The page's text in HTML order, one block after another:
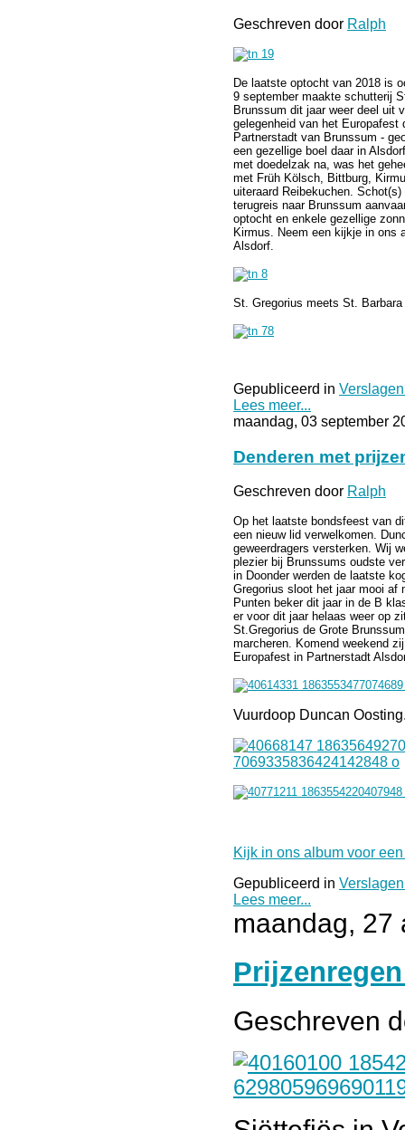
Geschreven door Ralph
De laatste optocht van 2018 is
9 september maakte schutterij
Brunssum dit jaar weer deel uit
gelegenheid van het Europafest
Partnerstadt van Brunssum -
een gezellige boel daar in
met doedelzak na, was het
met Früh Kölsch, Bittburg,
uiteraard Reibekuchen.
terugreis naar Brunssum
optocht en enkele gezellige
Kirmus. Neem een kijkje in ons
Alsdorf.
St. Gregorius meets St.
Gepubliceerd in
Lees meer...
maandag, 03 september
Denderen met
Geschreven door Ralph
Op het laatste bondsfeest van
een nieuw lid verwelkomen.
geweerdragers versterken. Wij
plezier bij Brunssums oudste
in Doonder werden de laatste
Gregorius sloot het jaar mooi af
Punten beker dit jaar in de B
er voor dit jaar helaas weer op
St.Gregorius de Grote
marcheren. Komend weekend
Europafest in Partnerstadt
Vuurdoop Duncan
Kijk in ons album voor
Gepubliceerd in
Lees meer...
maandag, 27
Geschreven